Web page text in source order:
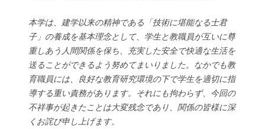
本学は、建学以来の精神である「技術に堪能なる士君
子」の養成を基本理念として、学生と教職員が互いに尊
重しあう人間関係を保ち、充実した安全で快適な生活を
送ることができるよう努めてまいりました。なかでも教
育職員には、良好な教育研究環境の下で学生を適切に指
導する重い責務があります。それにも拘わらず、今回の
不祥事が起きたことは大変残念であり、関係の皆様に深
くお詫び申し上げます。